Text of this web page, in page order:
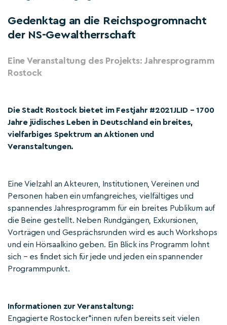
Gedenktag an die Reichspogromnacht
der NS-Gewaltherrschaft
Eine Veranstaltung des Projekts: Jahresprogramm
Rostock
Die Stadt Rostock bietet im Festjahr #2021JLID – 1700
Jahre jüdisches Leben in Deutschland ein breites,
vielfarbiges Spektrum an Aktionen und
Veranstaltungen.
Eine Vielzahl an Akteuren, Institutionen, Vereinen und
Personen haben ein umfangreiches, vielfältiges und
spannendes Jahresprogramm für ein breites Publikum auf
die Beine gestellt. Neben Rundgängen, Exkursionen,
Vorträgen und Gesprächsrunden wird es auch Workshops
und ein Hörsaalkino geben. Ein Blick ins Programm lohnt
sich – es findet sich für jede und jeden ein spannender
Programmpunkt.
Informationen zur Veranstaltung:
Engagierte Rostocker*innen rufen bereits seit vielen